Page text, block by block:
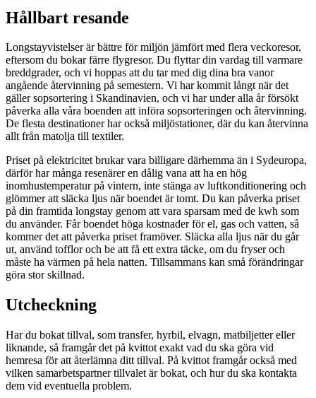
Hållbart resande
Longstayvistelser är bättre för miljön jämfört med flera veckoresor,
eftersom du bokar färre flygresor. Du flyttar din vardag till varmare
breddgrader, och vi hoppas att du tar med dig dina bra vanor
angående återvinning på semestern. Vi har kommit långt när det
gäller sopsortering i Skandinavien, och vi har under alla år försökt
påverka alla våra boenden att införa sopsorteringen och återvinning.
De flesta destinationer har också miljöstationer, där du kan återvinna
allt från matolja till textiler.
Priset på elektricitet brukar vara billigare därhemma än i Sydeuropa,
därför har många resenärer en dålig vana att ha en hög
inomhustemperatur på vintern, inte stänga av luftkonditionering och
glömmer att släcka ljus när boendet är tomt. Du kan påverka priset
på din framtida longstay genom att vara sparsam med de kwh som
du använder. Får boendet höga kostnader för el, gas och vatten, så
kommer det att påverka priset framöver. Släcka alla ljus när du går
ut, använd tofflor och be att få ett extra täcke, om du fryser och
måste ha värmen på hela natten. Tillsammans kan små förändringar
göra stor skillnad.
Utcheckning
Har du bokat tillval, som transfer, hyrbil, elvagn, matbiljetter eller
liknande, så framgår det på kvittot exakt vad du ska göra vid
hemresa för att återlämna ditt tillval. På kvittot framgår också med
vilken samarbetspartner tillvalet är bokat, och hur du ska kontakta
dem vid eventuella problem.